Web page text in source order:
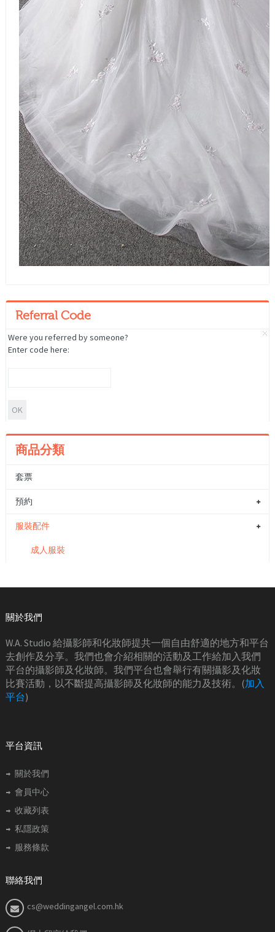
Referral Code
Were you referred by someone?
Enter code here:
商品分類
套票
預約
服裝配件
成人服裝
關於我們
W.A. Studio 給攝影師和化妝師提共一個自由舒適的地方和平台
去創作及分享。我們也會介紹相關的活動及工作給加入我們
平台的攝影師及化妝師。我們平台也會舉行有關攝影及化妝
比賽活動，以不斷提高攝影師及化妝師的能力及技術。(加入
平台)
平台資訊
關於我們
會員中心
收藏列表
私隱政策
服務條款
聯絡我們
cs@weddingangel.com.hk